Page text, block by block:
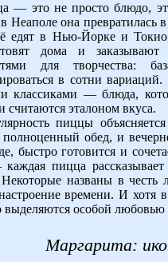
— это не просто блюдо,
Неаполе она
едят в Нью-Йорке и
дома и заказывают
для творчества:
в сотни
классиками — блюда,
считаются эталоном вкуса.
пиццы
полноценный обед, и
быстро готовится и
пицца
названы в
времени. И хотя
выделяются особой
Маргарита: